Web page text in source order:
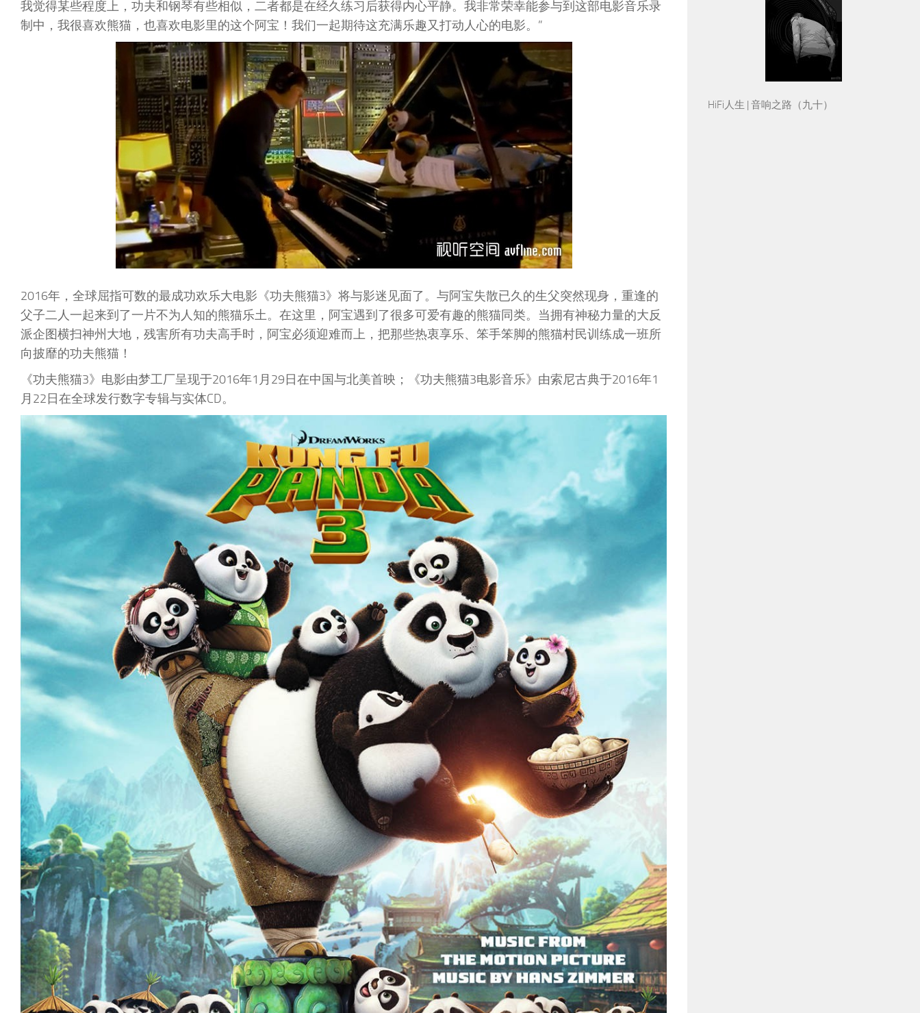
我觉得某些程度上，功夫和钢琴有些相似，二者都是在经久练习后获得内心平静。我非常荣幸能参与到这部电影音乐录
制中，我很喜欢熊猫，也喜欢电影里的这个阿宝！我们一起期待这充满乐趣又打动人心的电影。”
2016年，全球屈指可数的最成功欢乐大电影《功夫熊猫3》将与影迷见面了。与阿宝失散已久的生父突然现身，重逢的
父子二人一起来到了一片不为人知的熊猫乐土。在这里，阿宝遇到了很多可爱有趣的熊猫同类。当拥有神秘力量的大反
派企图横扫神州大地，残害所有功夫高手时，阿宝必须迎难而上，把那些热衷享乐、笨手笨脚的熊猫村民训练成一班所
向披靡的功夫熊猫！
《功夫熊猫3》电影由梦工厂呈现于2016年1月29日在中国与北美首映；《功夫熊猫3电影音乐》由索尼古典于2016年1
月22日在全球发行数字专辑与实体CD。
HiFi人生 | 音响之路（九十）